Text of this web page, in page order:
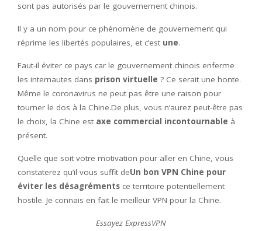
sont pas autorisés par le gouvernement chinois.
Il y a un nom pour ce phénomène de gouvernement qui
réprime les libertés populaires, et c’est une.
Faut-il éviter ce pays car le gouvernement chinois enferme
les internautes dans prison virtuelle ? Ce serait une honte.
Même le coronavirus ne peut pas être une raison pour
tourner le dos à la Chine.De plus, vous n’aurez peut-être pas
le choix, la Chine est axe commercial incontournable à
présent.
Quelle que soit votre motivation pour aller en Chine, vous
constaterez qu’il vous suffit deUn bon VPN Chine pour
éviter les désagréments ce territoire potentiellement
hostile. Je connais en fait le meilleur VPN pour la Chine.
Essayez ExpressVPN